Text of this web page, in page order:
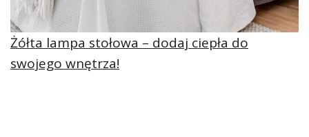
Żółta lampa stołowa – dodaj ciepła do
swojego wnętrza!